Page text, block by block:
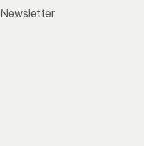
Newsletter